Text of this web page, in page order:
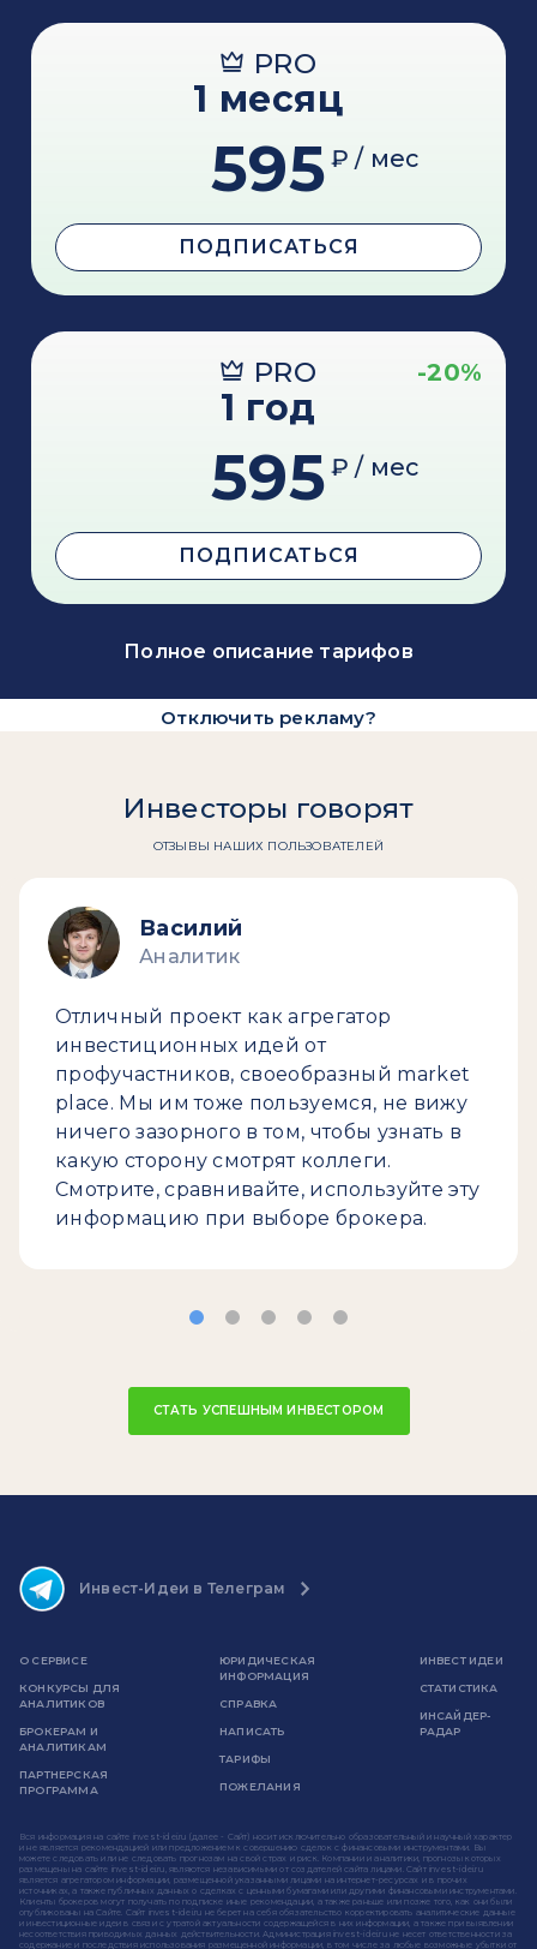
PRO
1 месяц
595 ₽ / мес
ПОДПИСАТЬСЯ
PRO -20%
1 год
595 ₽ / мес
ПОДПИСАТЬСЯ
Полное описание тарифов
Отключить рекламу?
Инвесторы говорят
ОТЗЫВЫ НАШИХ ПОЛЬЗОВАТЕЛЕЙ
Василий
Аналитик
Отличный проект как агрегатор
инвестиционных идей от
профучастников, своеобразный market
place. Мы им тоже пользуемся, не вижу
ничего зазорного в том, чтобы узнать в
какую сторону смотрят коллеги.
Смотрите, сравнивайте, используйте эту
информацию при выборе брокера.
СТАТЬ УСПЕШНЫМ ИНВЕСТОРОМ
Инвест-Идеи в Телеграм
О СЕРВИСЕ
КОНКУРСЫ ДЛЯ
АНАЛИТИКОВ
БРОКЕРАМ И
АНАЛИТИКАМ
ПАРТНЕРСКАЯ
ПРОГРАММА
ЮРИДИЧЕСКАЯ
ИНФОРМАЦИЯ
СПРАВКА
НАПИСАТЬ
ТАРИФЫ
ПОЖЕЛАНИЯ
ИНВЕСТ ИДЕИ
СТАТИСТИКА
ИНСАЙДЕР-
РАДАР
Вся информация на сайте invest-idei.ru (далее - Сайт) носит исключительно образовательный и научный характер
и не является рекомендацией или предложением к совершению сделок с финансовыми инструментами. Вы
можете следовать или не следовать прогнозам на свой страх и риск. Компании и аналитики, прогнозы которых
размещены на сайте invest-idei.ru, являются независимыми от создателей сайта лицами. Сайт invest-idei.ru
является агрегатором информации, размещенной указанными лицами на интернет-ресурсах и в прочих
источниках, а также публичных данных о сделках с ценными бумагами или другими финансовыми инструментами.
Клиенты брокеров могут получать по подписке иные рекомендации, а также раньше или позже того, как они были
опубликованы на Сайте. Сайт invest-idei.ru не берет на себя обязательство корректировать аналитические данные
и инвестиционные идеи в связи с утратой актуальности содержащейся в них информации, а также при выявлении
несоответствия приводимых данных действительности. Администрация invest-idei.ru не несет ответственности за
содержание и последствия использования размещенной информации, в том числе за любые возможные убытки от